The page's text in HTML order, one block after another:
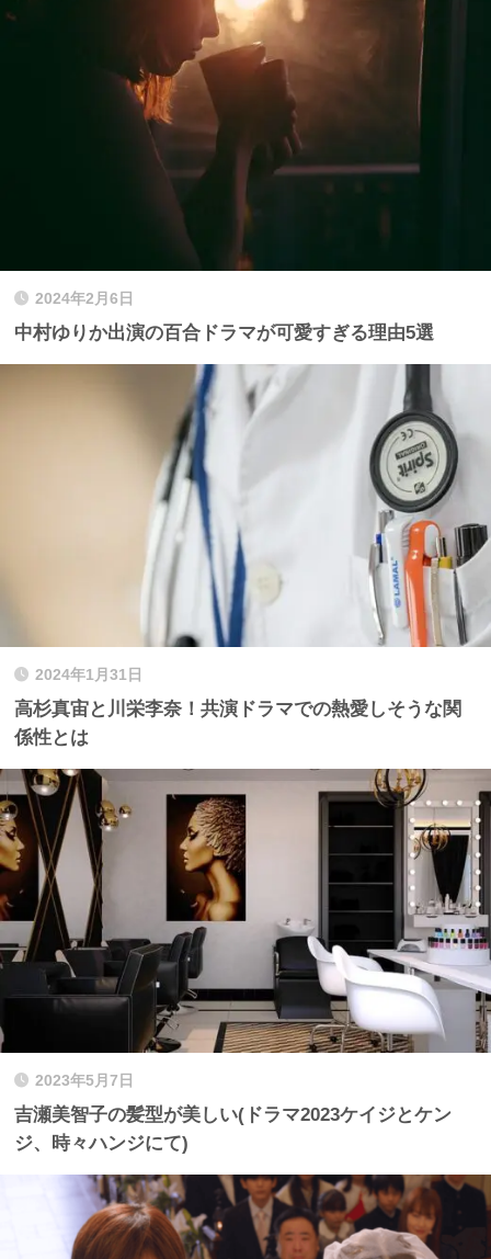
2024年2月6日
中村ゆりか出演の百合ドラマが可愛すぎる理由5選
2024年1月31日
高杉真宙と川栄李奈！共演ドラマでの熱愛しそうな関
係性とは
2023年5月7日
吉瀬美智子の髪型が美しい(ドラマ2023ケイジとケン
ジ、時々ハンジにて)